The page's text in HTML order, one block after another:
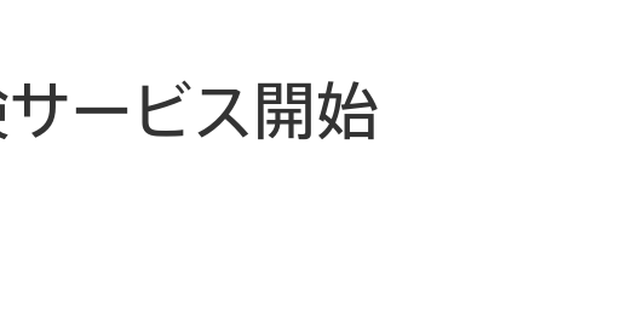
ービス開始